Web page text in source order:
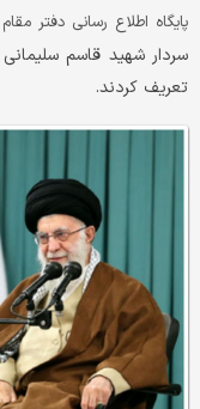
پایگاه اطلاع رسانی دفتر
سردار شهید قاسم
تعریف کردند.